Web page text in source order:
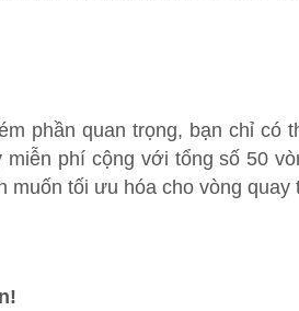
phần quan trọng, bạn chỉ
phí cộng với tổng số 50
tối ưu hóa cho vòng quay